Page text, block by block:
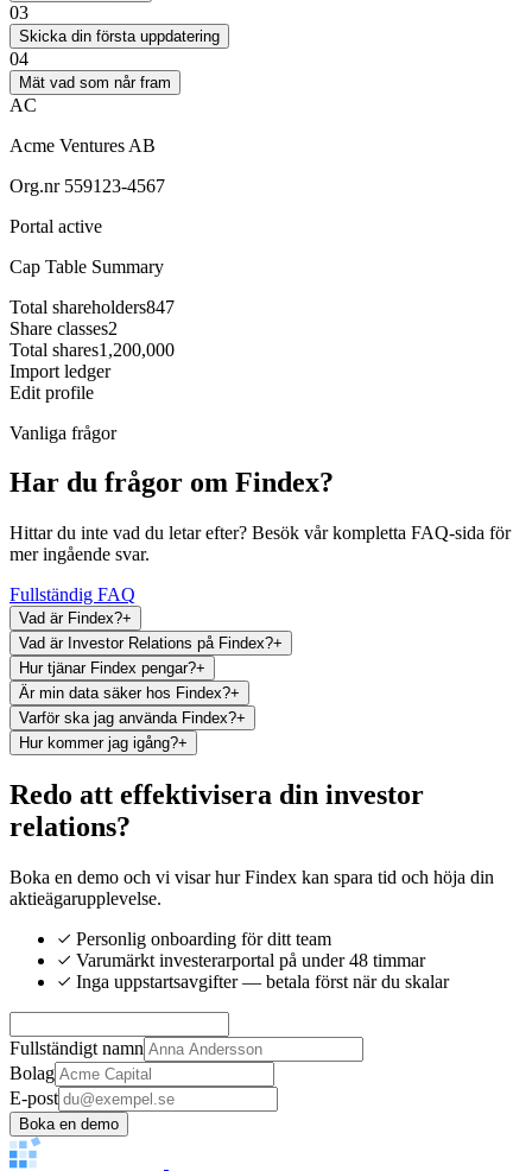
03
Skicka din första uppdatering
04
Mät vad som når fram
AC
Acme Ventures AB
Org.nr 559123-4567
Portal active
Cap Table Summary
Total shareholders847
Share classes2
Total shares1,200,000
Import ledger
Edit profile
Vanliga frågor
Har du frågor om Findex?
Hittar du inte vad du letar efter? Besök vår kompletta FAQ-sida för
mer ingående svar.
Fullständig FAQ
Vad är Findex?+
Vad är Investor Relations på Findex?+
Hur tjänar Findex pengar?+
Är min data säker hos Findex?+
Varför ska jag använda Findex?+
Hur kommer jag igång?+
Redo att effektivisera din investor
relations?
Boka en demo och vi visar hur Findex kan spara tid och höja din
aktieägarupplevelse.
Personlig onboarding för ditt team
Varumärkt investerarportal på under 48 timmar
Inga uppstartsavgifter — betala först när du skalar
Fullständigt namn
Bolag
E-post
Boka en demo